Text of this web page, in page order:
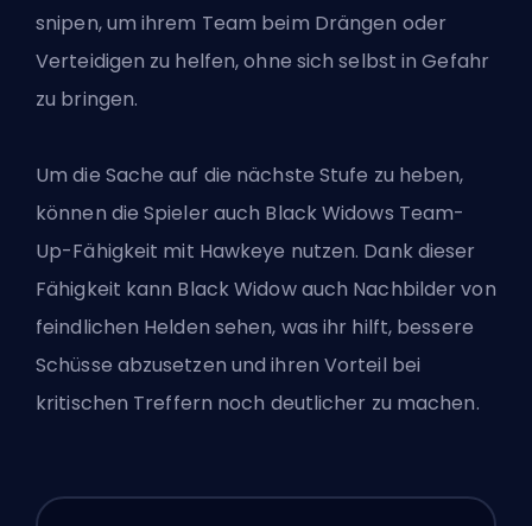
snipen, um ihrem Team beim Drängen oder
Verteidigen zu helfen, ohne sich selbst in Gefahr
zu bringen.
Um die Sache auf die nächste Stufe zu heben,
können die Spieler auch Black Widows Team-
Up-Fähigkeit mit Hawkeye nutzen. Dank dieser
Fähigkeit kann Black Widow auch Nachbilder von
feindlichen Helden sehen, was ihr hilft, bessere
Schüsse abzusetzen und ihren Vorteil bei
kritischen Treffern noch deutlicher zu machen.